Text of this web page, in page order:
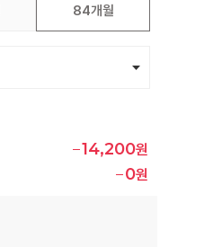
84개월
14,200원
0원